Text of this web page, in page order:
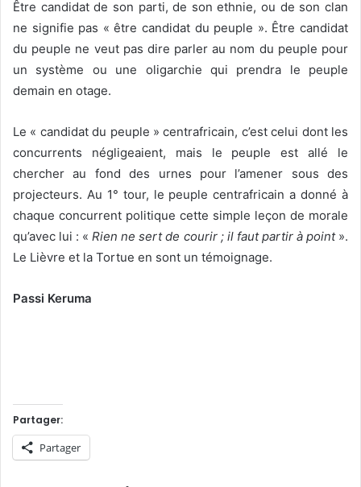
Être candidat de son parti, de son ethnie, ou de son clan
ne signifie pas « être candidat du peuple ». Être candidat
du peuple ne veut pas dire parler au nom du peuple pour
un système ou une oligarchie qui prendra le peuple
demain en otage.
Le « candidat du peuple » centrafricain, c’est celui dont les
concurrents négligeaient, mais le peuple est allé le
chercher au fond des urnes pour l’amener sous des
projecteurs. Au 1° tour, le peuple centrafricain a donné à
chaque concurrent politique cette simple leçon de morale
qu’avec lui : «Rien ne sert de courir ; il faut partir à point».
Le Lièvre et la Tortue en sont un témoignage.
Passi Keruma
Partager:
Partager